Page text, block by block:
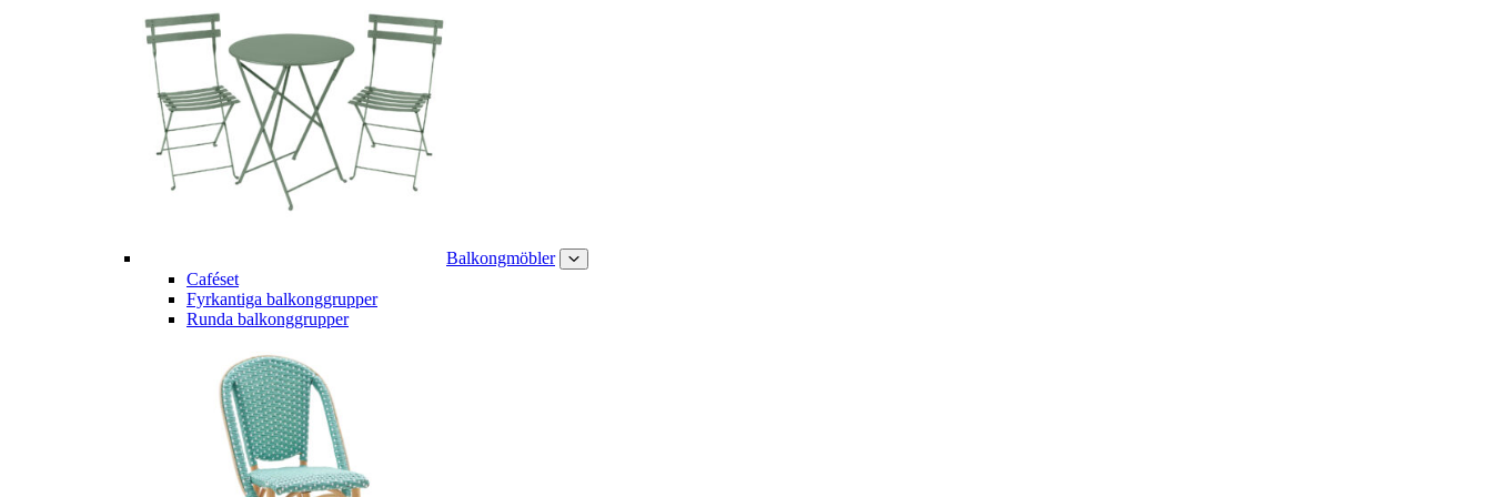
Balkongmöbler
Caféset
Fyrkantiga balkonggrupper
Runda balkonggrupper